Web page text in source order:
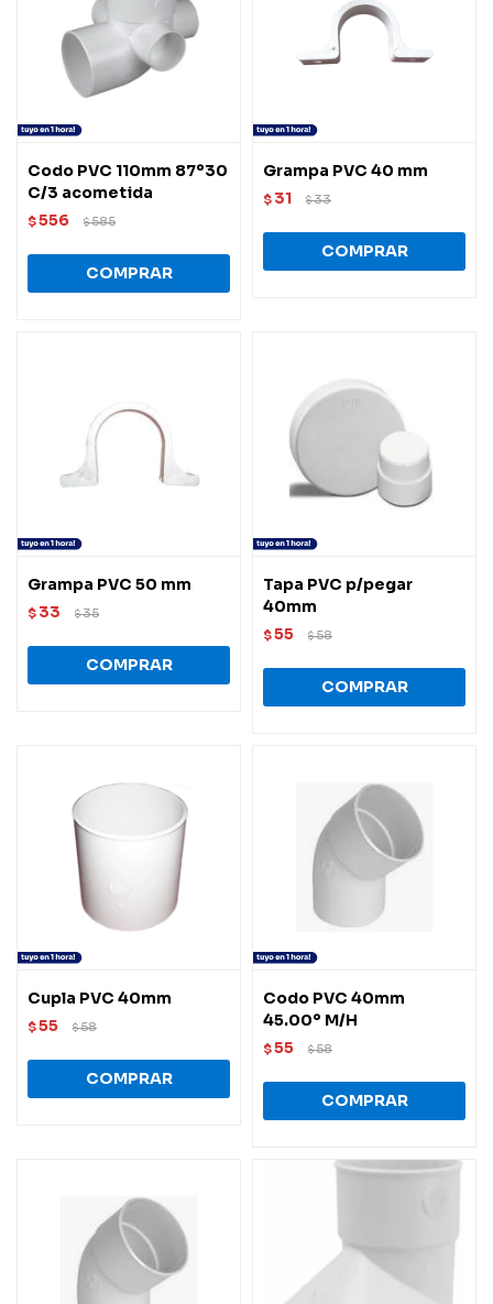
Codo PVC 110mm 87º30
C/3 acometida
$556 $585
Grampa PVC 40 mm
$ 31 $33
Grampa PVC 50 mm
$ 33 $35
Tapa PVC p/pegar
40mm
$55 $58
Cupla PVC 40mm
$55 $58
Codo PVC 40mm
45.00º M/H
$55 $58